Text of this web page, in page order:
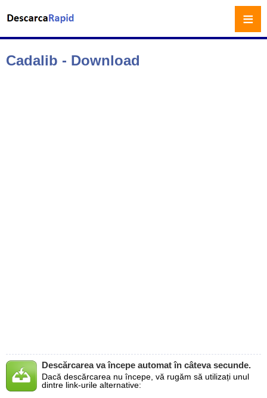
Cadalib - Download
Descărcarea va începe automat în câteva secunde.
Dacă descărcarea nu începe, vă rugăm să utilizați unul
dintre link-urile alternative:
≡